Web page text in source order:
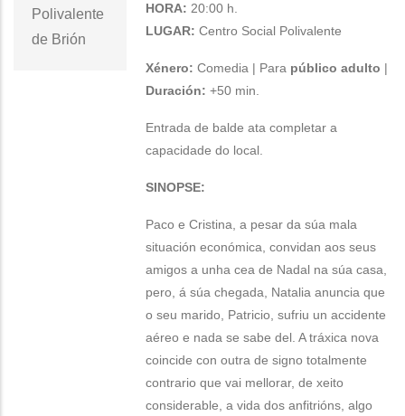
Polivalente
de Brión
HORA: 20:00 h.
LUGAR: Centro Social Polivalente
Xénero: Comedia | Para público adulto |
Duración: +50 min.
Entrada de balde ata completar a
capacidade do local.
SINOPSE:
Paco e Cristina, a pesar da súa mala
situación económica, convidan aos seus
amigos a unha cea de Nadal na súa casa,
pero, á súa chegada, Natalia anuncia que
o seu marido, Patricio, sufriu un accidente
aéreo e nada se sabe del. A tráxica nova
coincide con outra de signo totalmente
contrario que vai mellorar, de xeito
considerable, a vida dos anfitrións, algo